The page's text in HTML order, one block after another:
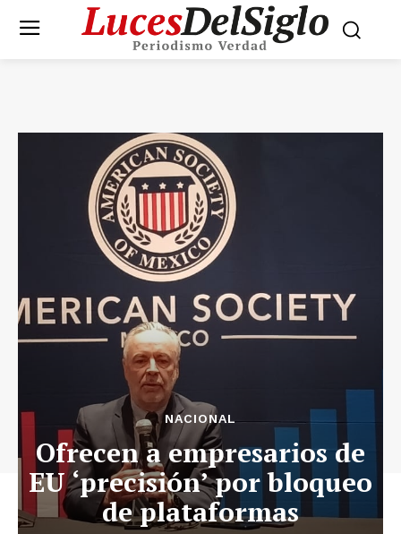
NACIONAL
Ofrecen a empresarios de
EU ‘precisión’ por bloqueo
de plataformas